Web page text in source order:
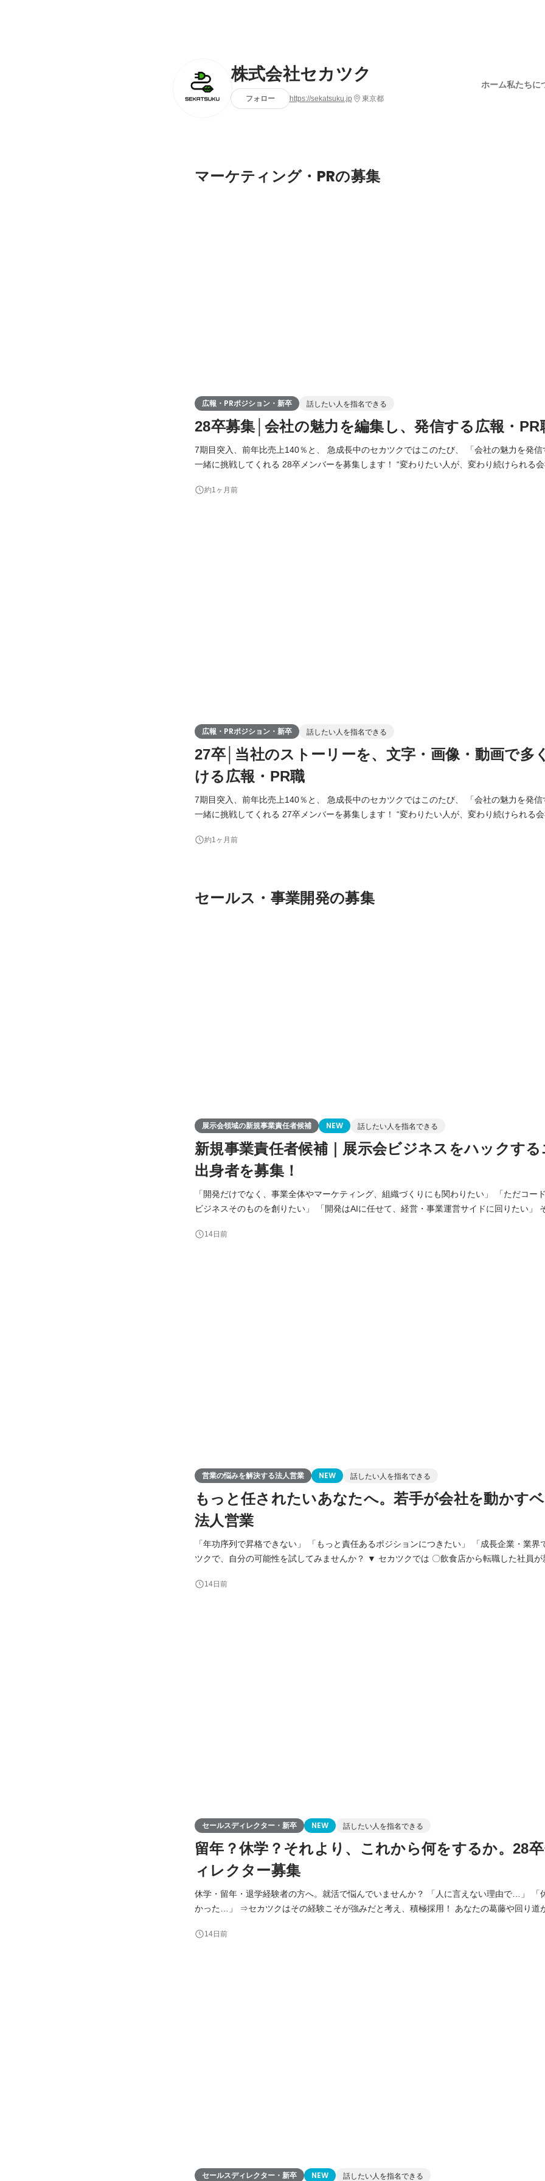
株式会社セカツク
フォロー https://sekatsuku.jp 東京都
ホーム私たちに
マーケティング・PRの募集
広報・PRポジション・新卒 話したい人を指名できる
28卒募集│会社の魅力を編集し、発信する広報・PR
7期目突入、前年比売上140％と、 急成長中のセカツクではこのたび、 「会社の魅力を発
一緒に挑戦してくれる 28卒メンバーを募集します！ “変わりたい人が、変わり続けられる会社” という理念のも
報の経験がなくても大丈夫？」 ⇒まったく問題ありません◎ 新卒入社の先輩も、SNS運用
約1ヶ月前
広報・PRポジション・新卒 話したい人を指名できる
27卒│当社のストーリーを、文字・画像・動画で多
ける広報・PR職
7期目突入、前年比売上140％と、 急成長中のセカツクではこのたび、 「会社の魅力を発
一緒に挑戦してくれる 27卒メンバーを募集します！ “変わりたい人が、変わり続けられる会社” という理念のも
報の経験がなくても大丈夫？」 ⇒まったく問題ありません◎ 新卒入社の先輩も、SNS運用
約1ヶ月前
セールス・事業開発の募集
展示会領域の新規事業責任者候補 NEW 話したい人を指名できる
新規事業責任者候補｜展示会ビジネスをハックす
出身者を募集！
「開発だけでなく、事業全体やマーケティング、組織づくりにも関わりたい」 「ただコー
ビジネスそのものを創りたい」 「開発はAIに任せて、経営・事業運営サイドに回りたい」 そんな想いを持つIT
企画・ブース施工から 当日の営業代行、事後アプローチまでを 丸ごと支援する展示会総合
14日前
営業の悩みを解決する法人営業 NEW 話したい人を指名できる
もっと任されたいあなたへ。若手が会社を動かすベ
法人営業
「年功序列で昇格できない」 「もっと責任あるポジションにつきたい」 「成長企業・業界で働
ツクで、自分の可能性を試してみませんか？ ▼ セカツクでは 〇飲食店から転職した社員が新規事業立ち上げ 〇
ポジションに就くことができます。 社長をはじめ、経験豊富な法人営業のプロ達が
14日前
セールスディレクター・新卒 NEW 話したい人を指名できる
留年？休学？それより、これから何をするか。28
ィレクター募集
休学・留年・退学経験者の方へ。就活で悩んでいませんか？ 「人に言えない理由で…」 「休学中、何もできな
かった…」 ⇒セカツクはその経験こそが強みだと考え、積極採用！ あなたの葛藤や回り道が、未来の糧とな
14日前
セールスディレクター・新卒 NEW 話したい人を指名できる